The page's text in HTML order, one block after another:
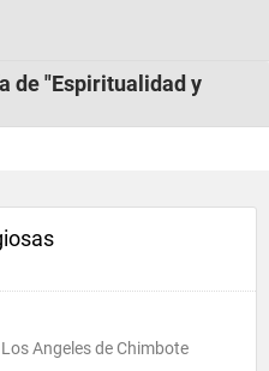
de "Espiritualidad y
Angeles de Chimbote